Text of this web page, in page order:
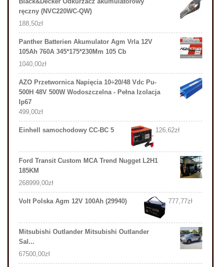
ręczny (NVC220WC-QW)
188,50zł
Panther Batterien Akumulator Agm Vrla 12V
105Ah 760A 345*175*230Mm 105 Cb
1040,00zł
AZO Przetwornica Napięcia 10÷20/48 Vdc Pu-
500H 48V 500W Wodoszczelna - Pełna Izolacja
Ip67
499,00zł
Einhell samochodowy CC-BC 5 126,62zł
Ford Transit Custom MCA Trend Nugget L2H1
185KM
268999,00zł
Volt Polska Agm 12V 100Ah (29940) 777,77zł
Mitsubishi Outlander Mitsubishi Outlander
Sal...
67500,00zł